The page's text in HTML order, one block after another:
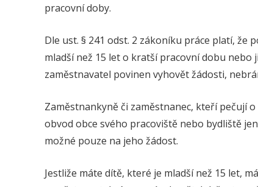
pracovní doby.
Dle ust. § 241 odst. 2 zákoníku práce platí, že
mladší než 15 let o kratší pracovní dobu
zaměstnavatel povinen vyhovět žádosti,
Zaměstnankyně či zaměstnanec, kteří pečují
obvod obce svého pracoviště nebo bydliště
možné pouze na jeho žádost.
Jestliže máte dítě, které je mladší než 15 let,